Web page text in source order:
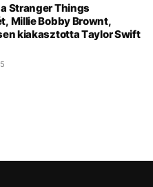
Stranger Things
Millie Bobby Brownt,
kiakasztotta Taylor Swift